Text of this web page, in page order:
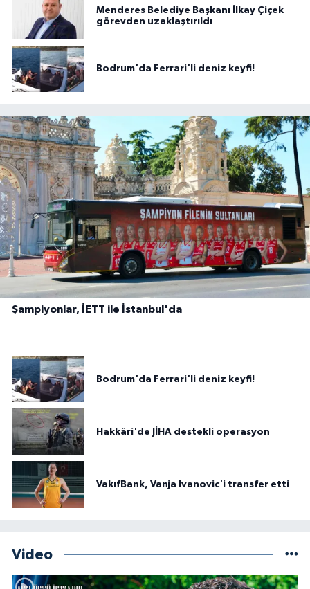
Menderes Belediye Başkanı İlkay Çiçek
görevden uzaklaştırıldı
Bodrum'da Ferrari'li deniz keyfi!
Şampiyonlar, İETT ile İstanbul'da
Bodrum'da Ferrari'li deniz keyfi!
Hakkâri'de JİHA destekli operasyon
VakıfBank, Vanja Ivanovic'i transfer etti
Video